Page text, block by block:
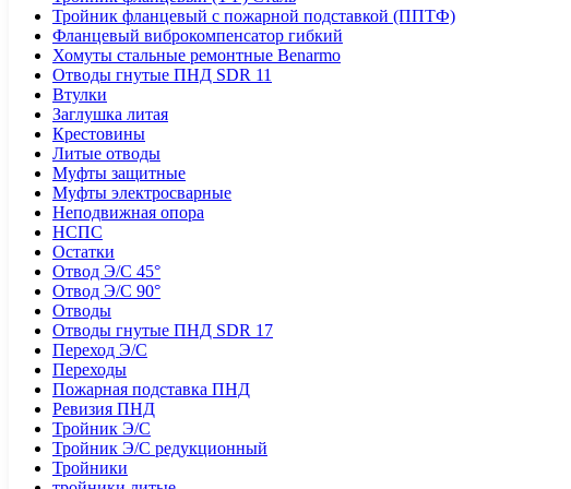
Тройник фланцевый с пожарной подставкой (ППТФ)
Фланцевый виброкомпенсатор гибкий
Хомуты стальные ремонтные Benarmo
Отводы гнутые ПНД SDR 11
Втулки
Заглушка литая
Крестовины
Литые отводы
Муфты защитные
Муфты электросварные
Неподвижная опора
НСПС
Остатки
Отвод Э/С 45°
Отвод Э/С 90°
Отводы
Отводы гнутые ПНД SDR 17
Переход Э/С
Переходы
Пожарная подставка ПНД
Ревизия ПНД
Тройник Э/С
Тройник Э/С редукционный
Тройники